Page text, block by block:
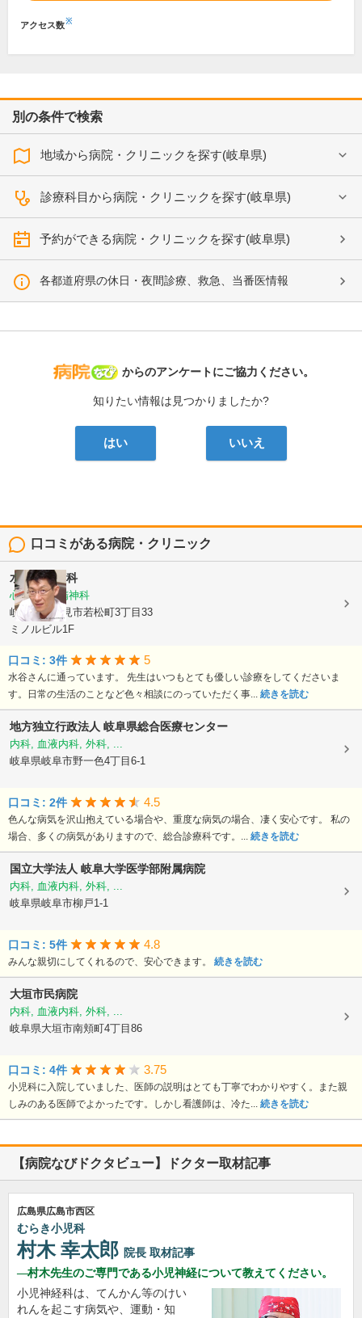
アクセス数※
別の条件で検索
地域から病院・クリニックを探す(岐阜県)
診療科目から病院・クリニックを探す(岐阜県)
予約ができる病院・クリニックを探す(岐阜県)
各都道府県の休日・夜間診療、救急、当番医情報
病院なび
からのアンケートにご協力ください。
知りたい情報は見つかりましたか?
はい いいえ
口コミがある病院・クリニック
水谷心療内科
心療内科, 精神科
岐阜県多治見市若松町3丁目33
ミノルビル1F
口コミ: 3件 5
水谷さんに通っています。 先生はいつもとても優しい診療をしてくださいま
す。日常の生活のことなど色々相談にのっていただく事... 続きを読む
地方独立行政法人 岐阜県総合医療センター
内科, 血液内科, 外科, ...
岐阜県岐阜市野一色4丁目6-1
口コミ: 2件 4.5
色んな病気を沢山抱えている場合や、重度な病気の場合、凄く安心です。 私の
場合、多くの病気がありますので、総合診療科です。... 続きを読む
国立大学法人 岐阜大学医学部附属病院
内科, 血液内科, 外科, ...
岐阜県岐阜市柳戸1-1
口コミ: 5件 4.8
みんな親切にしてくれるので、安心できます。 続きを読む
大垣市民病院
内科, 血液内科, 外科, ...
岐阜県大垣市南頬町4丁目86
口コミ: 4件 3.75
小児科に入院していました、医師の説明はとても丁寧でわかりやすく。また親
しみのある医師でよかったです。しかし看護師は、冷た... 続きを読む
【病院なびドクタビュー】ドクター取材記事
広島県広島市西区
むらき小児科
村木 幸太郎 院長 取材記事
村木先生のご専門である小児神経について教えてください。
小児神経科は、てんかん等のけい
れんを起こす病気や、運動・知